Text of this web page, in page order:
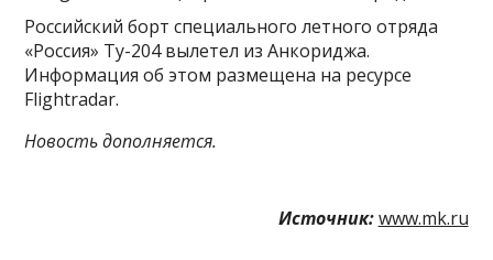
Российский борт специального летного отряда
«Россия» Tу-204 вылетел из Анкориджа.
Информация об этом размещена на ресурсе
Flightradar.
Новость дополняется.
Источник: www.mk.ru